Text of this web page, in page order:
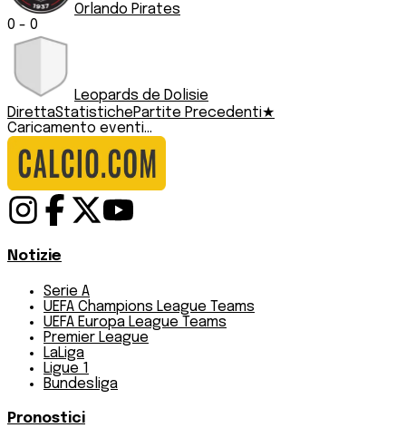
Orlando Pirates
0 - 0
Leopards de Dolisie
DirettaStatistichePartite Precedenti★
Caricamento eventi...
Notizie
Serie A
UEFA Champions League Teams
UEFA Europa League Teams
Premier League
LaLiga
Ligue 1
Bundesliga
Pronostici